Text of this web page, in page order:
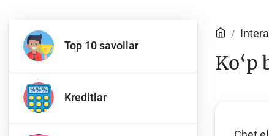
Top 10 savollar
Kreditlar
Ko‘p